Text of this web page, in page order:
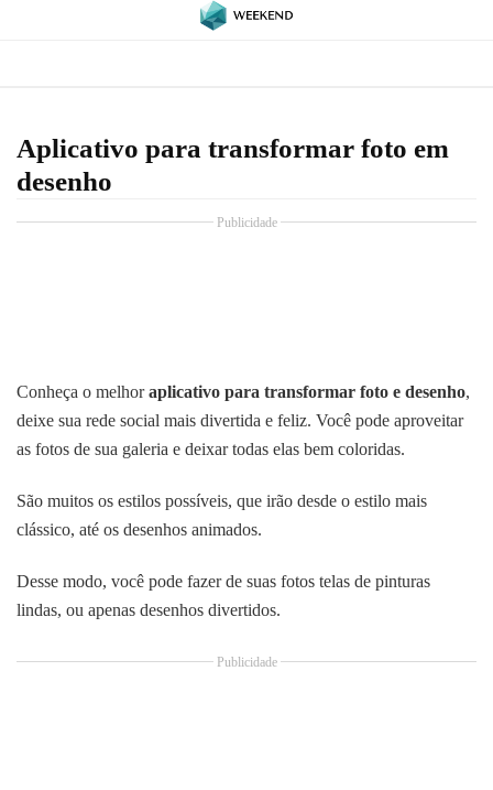
Aplicativo para transformar foto em
desenho
Publicidade
Conheça o melhoraplicativo para transformar foto e desenho,
deixe sua rede social mais divertida e feliz. Você pode aproveitar
as fotos de sua galeria e deixar todas elas bem coloridas.
São muitos os estilos possíveis, que irão desde o estilo mais
clássico, até os desenhos animados.
Desse modo, você pode fazer de suas fotos telas de pinturas
lindas, ou apenas desenhos divertidos.
Publicidade